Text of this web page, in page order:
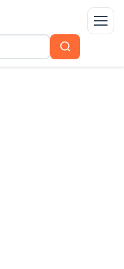
Menu
Buscar